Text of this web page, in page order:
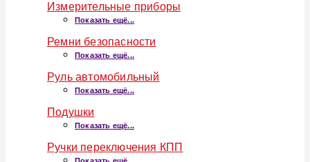
Измерительные приборы
Показать ещё...
Ремни безопасности
Показать ещё...
Руль автомобильный
Показать ещё...
Подушки
Показать ещё...
Ручки переключения КПП